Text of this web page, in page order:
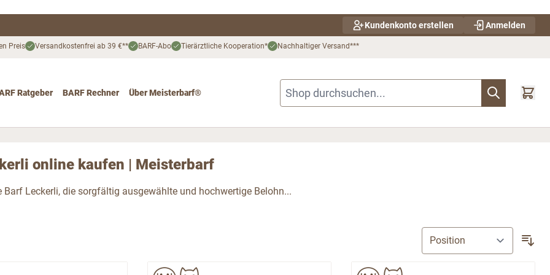
Nachhaltiger Versand***
for Katze
submenu for Angebote
online kaufen | Meisterbarf
Barf Leckerli, die sorgfältig ausgewählte und hochwertige Belohn...